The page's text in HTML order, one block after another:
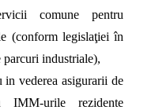
comune pentru
(conform legislaţiei în
industriale),
vederea asigurarii de
IMM-urile rezidente